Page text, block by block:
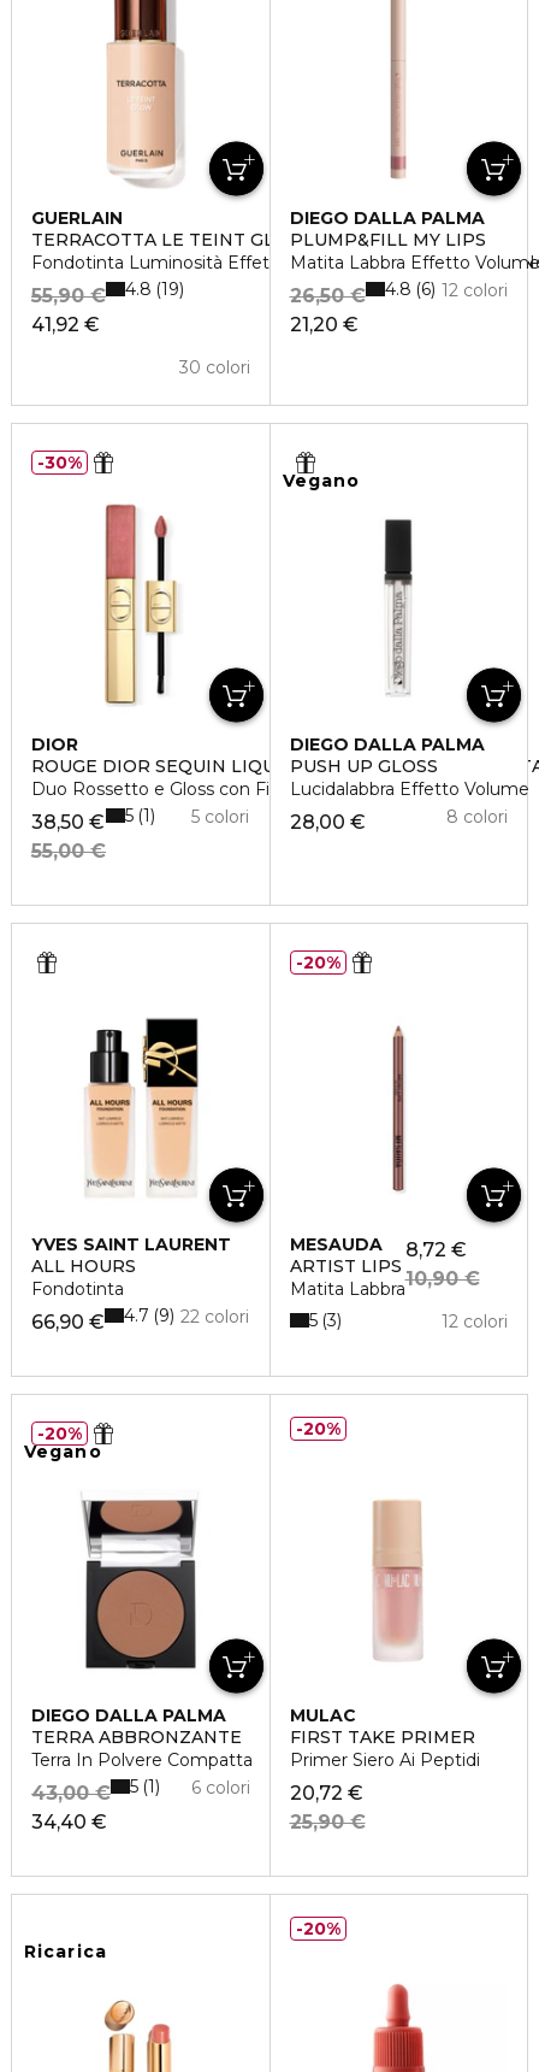
GUERLAIN
TERRACOTTA LE TEINT GLOW
Fondotinta Luminosità Effetto Naturale - A lunga Tenuta -
41,92 €
55,90 €
30 colori
4.8 19
DIEGO DALLA PALMA
PLUMP&FILL MY LIPS
Matita Labbra Effetto Volume
21,20 €
26,50 € 12 colori
4.8 6
DIOR
ROUGE DIOR SEQUIN LIQUID DUO - EDIZIONE
Duo Rossetto e Gloss con Finish Glitterato o Brillante
38,50 €
55,00 €
5 colori
5 1
30%
Vegano
DIEGO DALLA PALMA
PUSH UP GLOSS
Lucidalabbra Effetto Volume
28,00 € 8 colori
YVES SAINT LAURENT
ALL HOURS
Fondotinta
66,90 € 22 colori
4.7 9
MESAUDA
ARTIST LIPS
Matita Labbra
8,72 €
10,90 €
12 colori
5 3
20%
Vegano
DIEGO DALLA PALMA
TERRA ABBRONZANTE
Terra In Polvere Compatta
34,40 €
43,00 € 6 colori
5 1
20%
MULAC
FIRST TAKE PRIMER
Primer Siero Ai Peptidi
20,72 €
25,90 €
20%
Ricarica
20%